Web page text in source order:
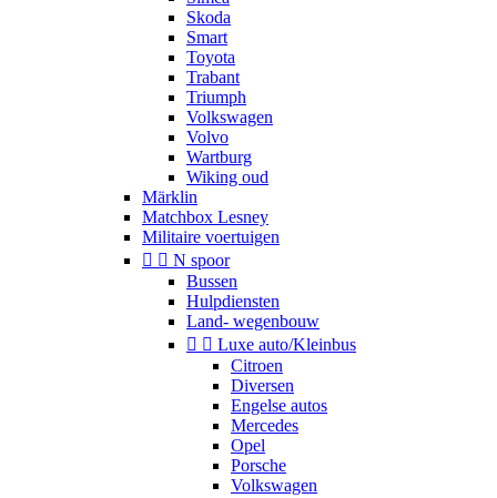
Skoda
Smart
Toyota
Trabant
Triumph
Volkswagen
Volvo
Wartburg
Wiking oud
Märklin
Matchbox Lesney
Militaire voertuigen
  N spoor
Bussen
Hulpdiensten
Land- wegenbouw
  Luxe auto/Kleinbus
Citroen
Diversen
Engelse autos
Mercedes
Opel
Porsche
Volkswagen